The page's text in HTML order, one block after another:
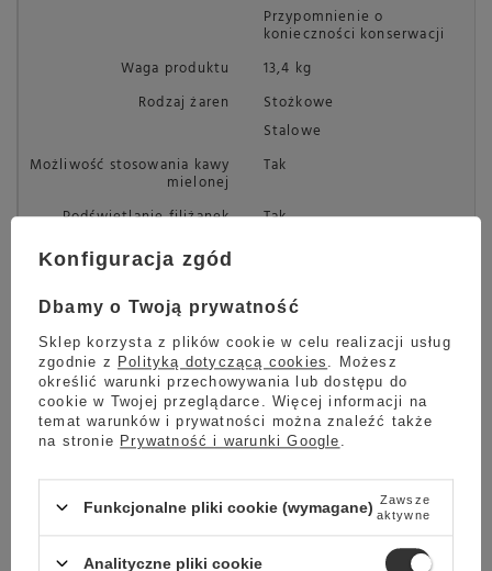
Przypomnienie o
konieczności konserwacji
Waga produktu
13,4 kg
Rodzaj żaren
Stożkowe
Stalowe
Możliwość stosowania kawy
mielonej
Tak
Podświetlanie filiżanek
Tak
Wyjmowany moduł
zaparzający
Wyjmowany zbiornik na
wodę
Tak
Miejsce zbiornika na wodę
Z lewej
Pokrywa chroniąca aromat
kawy
Tak
Monitorowana ilość kawy w Tak
Aromatic System
Funkcja OneTouch for Two
Konfiguracja zgód
Dbamy o Twoją prywatność
Sklep korzysta z plików cookie w celu realizacji usług
zgodnie z Polityką dotyczącą cookies
. Możesz
określić warunki przechowywania lub dostępu do
cookie w Twojej przeglądarce. Więcej informacji na
temat warunków i prywatności można znaleźć także
na stronie Prywatność i warunki Google
Funkcjonalne pliki cookie (wymagane) Zawsze
aktywne
Analityczne pliki cookie